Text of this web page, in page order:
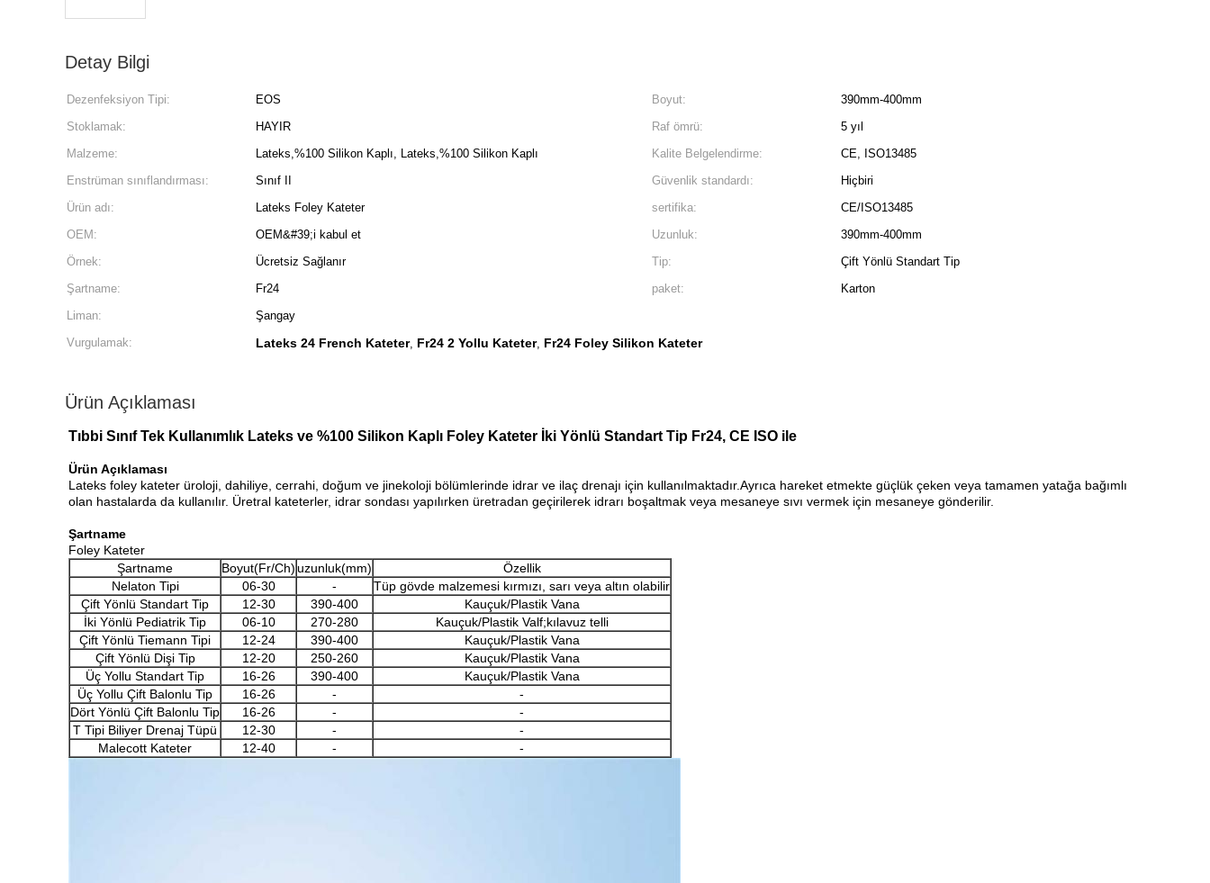
Detay Bilgi
Dezenfeksiyon Tipi: EOS Boyut:
390mm-400mm
Stoklamak:
HAYIR Raf ömrü:
5 yıl
Malzeme:
Lateks,%100 Silikon Kaplı, Lateks,%100 Silikon Kaplı Kalite Belgelendirme:
CE, ISO13485
Enstrüman sınıflandırması:
Sınıf II Güvenlik standardı:
Hiçbiri
Ürün adı:
Lateks Foley Kateter sertifika:
CE/ISO13485
OEM:
OEM&#39;i kabul et Uzunluk:
390mm-400mm
Örnek:
Ücretsiz Sağlanır Tip:
Çift Yönlü Standart Tip
Şartname:
Fr24 paket:
Karton
Liman:
Şangay
Vurgulamak:
Lateks 24 French Kateter, Fr24 2 Yollu Kateter, Fr24 Foley Silikon Kateter
Ürün Açıklaması
Tıbbi Sınıf Tek Kullanımlık Lateks ve %100 Silikon Kaplı Foley Kateter İki Yönlü Standart Tip Fr24, CE ISO ile
Ürün Açıklaması
Lateks foley kateter üroloji, dahiliye, cerrahi, doğum ve jinekoloji bölümlerinde idrar ve ilaç drenajı için kullanılmaktadır.Ayrıca hareket etmekte güçlük çeken veya tamamen yatağa bağımlı
olan hastalarda da kullanılır. Üretral kateterler, idrar sondası yapılırken üretradan geçirilerek idrarı boşaltmak veya mesaneye sıvı vermek için mesaneye gönderilir.
Şartname
Foley Kateter
Şartname
Boyut(Fr/Ch)uzunluk(mm)
Özellik
Nelaton Tipi
06-30 -
Tüp gövde malzemesi kırmızı, sarı veya altın olabilir
Çift Yönlü Standart Tip
12-30 390-400
Kauçuk/Plastik Vana
İki Yönlü Pediatrik Tip
06-10 270-280
Kauçuk/Plastik Valf;kılavuz telli
Çift Yönlü Tiemann Tipi
12-24 390-400
Kauçuk/Plastik Vana
Çift Yönlü Dişi Tip
12-20 250-260
Kauçuk/Plastik Vana
Üç Yollu Standart Tip
16-26 390-400
Kauçuk/Plastik Vana
Üç Yollu Çift Balonlu Tip
16-26 -
-
Dört Yönlü Çift Balonlu Tip
16-26 -
-
T Tipi Biliyer Drenaj Tüpü
12-30 -
-
Malecott Kateter
12-40 - -